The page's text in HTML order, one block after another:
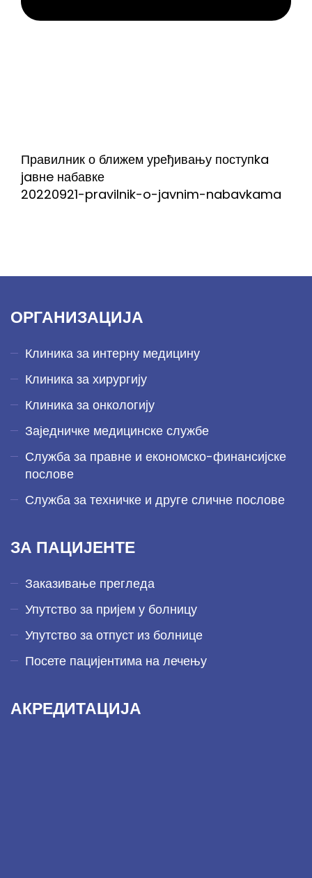
Правилник о ближем уређивању поступka
jaвнe набавке
20220921-pravilnik-o-javnim-nabavkama
ОРГАНИЗАЦИЈА
Клиника за интерну медицину
Клиника за хирургију
Клиника за онкологију
Заједничке медицинске службе
Служба за правне и економско-финансијске
послове
Служба за техничке и друге сличне послове
ЗА ПАЦИЈЕНТЕ
Заказивање прегледа
Упутство за пријем у болницу
Упутство за отпуст из болнице
Посете пацијентима на лечењу
АКРЕДИТАЦИЈА